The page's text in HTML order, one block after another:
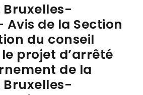
Bruxelles-
Avis de la Section
du conseil
projet d’arrêté
de la
Bruxelles-